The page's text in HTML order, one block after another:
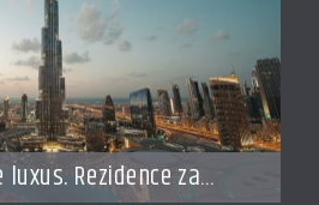
Rezidence za